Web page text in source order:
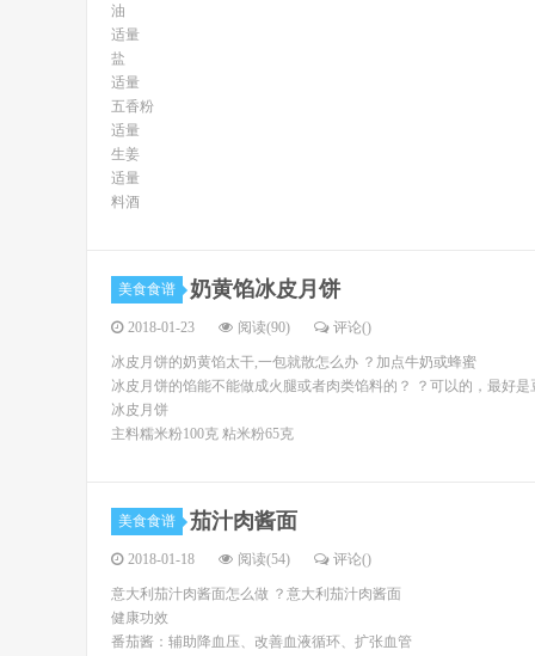
油
适量
盐
适量
五香粉
适量
生姜
适量
料酒
美食食谱 奶黄馅冰皮月饼
2018-01-23 阅读(90) 评论()
冰皮月饼的奶黄馅太干,一包就散怎么办 ？加点牛奶或蜂蜜
冰皮月饼的馅能不能做成火腿或者肉类馅料的？ ？可以的，最好
冰皮月饼
主料糯米粉100克 粘米粉65克
美食食谱 茄汁肉酱面
2018-01-18 阅读(54) 评论()
意大利茄汁肉酱面怎么做 ？意大利茄汁肉酱面
健康功效
番茄酱：辅助降血压、改善血液循环、扩张血管